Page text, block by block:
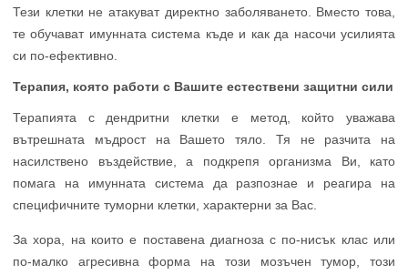
Тези клетки не атакуват директно заболяването. Вместо това,
те обучават имунната система къде и как да насочи усилията
си по-ефективно.
Терапия, която работи с Вашите естествени защитни сили
Терапията с дендритни клетки е метод, който уважава
вътрешната мъдрост на Вашето тяло. Тя не разчита на
насилствено въздействие, а подкрепя организма Ви, като
помага на имунната система да разпознае и реагира на
специфичните туморни клетки, характерни за Вас.
За хора, на които е поставена диагноза с по-нисък клас или
по-малко агресивна форма на този мозъчен тумор, този